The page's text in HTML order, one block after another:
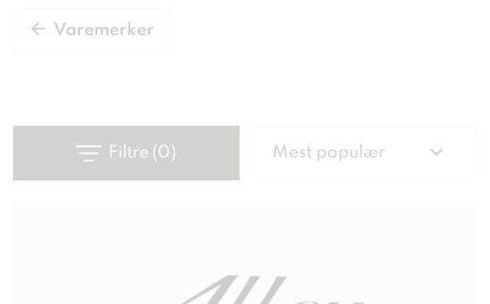
Varemerker
Filtre (0) Mest populær